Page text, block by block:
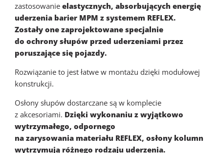
zastosowanie elastycznych, absorbujących energię
uderzenia barier MPM z systemem REFLEX.
Zostały one zaprojektowane specjalnie
do ochrony słupów przed uderzeniami przez
poruszające się pojazdy.
Rozwiązanie to jest łatwe w montażu dzięki modułowej
konstrukcji.
Osłony słupów dostarczane są w komplecie
z akcesoriami. Dzięki wykonaniu z wyjątkowo
wytrzymałego, odpornego
na zarysowania materiału REFLEX, osłony kolumn
wytrzymują różnego rodzaju uderzenia.